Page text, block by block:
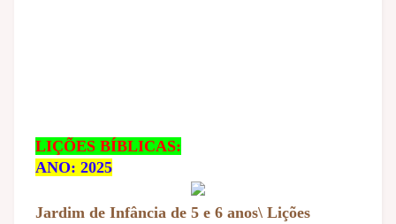
LIÇÕES BÍBLICAS:
ANO: 2025
Jardim de Infância de 5 e 6 anos\ Lições